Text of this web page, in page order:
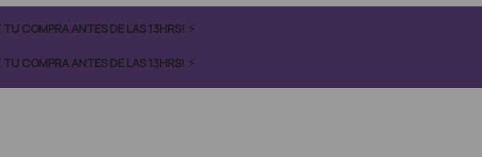
COMPRA ANTES DE LAS 13HRS! ⚡
COMPRA ANTES DE LAS 13HRS! ⚡